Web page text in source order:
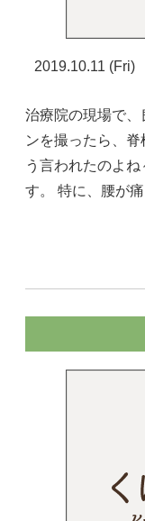
2019.10.11 (Fri)
治療院の現場で
ンを撮ったら、
う言われたのよ
す。 特に、腰が